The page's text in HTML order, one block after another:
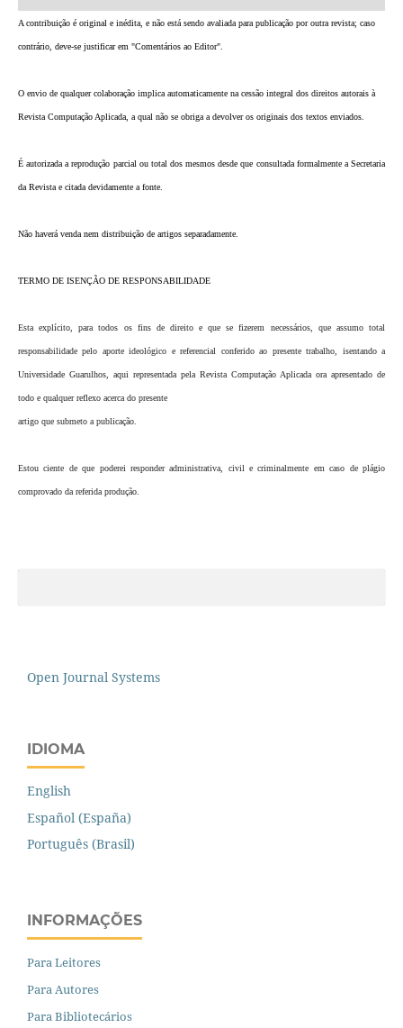
A contribuição é original e inédita, e não está sendo avaliada para publicação por outra revista; caso
contrário, deve-se justificar em "Comentários ao Editor".
O envio de qualquer colaboração implica automaticamente na cessão integral dos direitos autorais à
Revista Computação Aplicada, a qual não se obriga a devolver os originais dos textos enviados.
É autorizada a reprodução parcial ou total dos mesmos desde que consultada formalmente a Secretaria
da Revista e citada devidamente a fonte.
Não haverá venda nem distribuição de artigos separadamente.
TERMO DE ISENÇÃO DE RESPONSABILIDADE
Esta explícito, para todos os fins de direito e que se fizerem necessários, que assumo total
responsabilidade pelo aporte ideológico e referencial conferido ao presente trabalho, isentando a
Universidade Guarulhos, aqui representada pela Revista Computação Aplicada ora apresentado de
todo e qualquer reflexo acerca do presente
artigo que submeto a publicação.
Estou ciente de que poderei responder administrativa, civil e criminalmente em caso de plágio
comprovado da referida produção.
Open Journal Systems
IDIOMA
English
Español (España)
Português (Brasil)
INFORMAÇÕES
Para Leitores
Para Autores
Para Bibliotecários